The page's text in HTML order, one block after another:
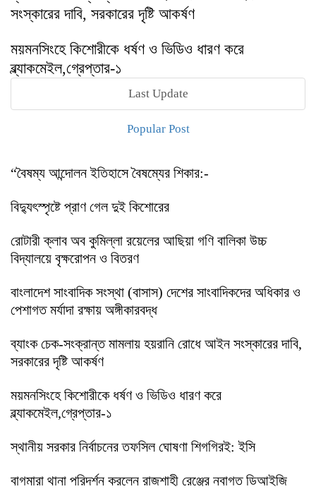
সংস্কারের দাবি, সরকারের দৃষ্টি আকর্ষণ
ময়মনসিংহে কিশোরীকে ধর্ষণ ও ভিডিও ধারণ করে
ব্ল্যাকমেইল,গ্রেপ্তার-১
Last Update
Popular Post
“বৈষম্য আন্দোলন ইতিহাসে বৈষম্যের শিকার:-
বিদ্যুৎস্পৃষ্টে প্রাণ গেল দুই কিশোরের
রোটারী ক্লাব অব কুমিল্লা রয়েলের আছিয়া গণি বালিকা উচ্চ
বিদ্যালয়ে বৃক্ষরোপন ও বিতরণ
বাংলাদেশ সাংবাদিক সংস্থা (বাসাস) দেশের সাংবাদিকদের অধিকার ও
পেশাগত মর্যাদা রক্ষায় অঙ্গীকারবদ্ধ
ব্যাংক চেক-সংক্রান্ত মামলায় হয়রানি রোধে আইন সংস্কারের দাবি,
সরকারের দৃষ্টি আকর্ষণ
ময়মনসিংহে কিশোরীকে ধর্ষণ ও ভিডিও ধারণ করে
ব্ল্যাকমেইল,গ্রেপ্তার-১
স্থানীয় সরকার নির্বাচনের তফসিল ঘোষণা শিগগিরই: ইসি
বাগমারা থানা পরিদর্শন করলেন রাজশাহী রেঞ্জের নবাগত ডিআইজি